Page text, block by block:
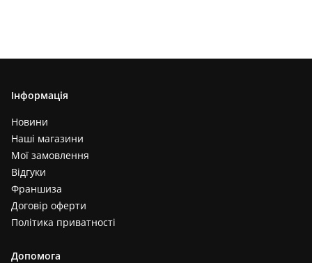
Інформація
Новини
Наші магазини
Мої замовлення
Відгуки
Франшиза
Договір оферти
Політика приватності
Допомога